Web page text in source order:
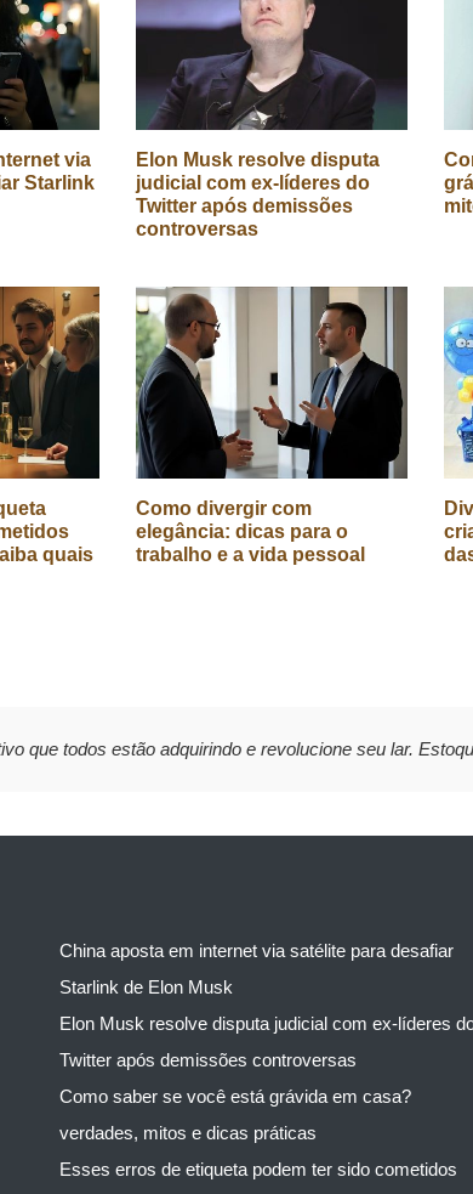
via
Starlink
Elon Musk resolve disputa
judicial com ex-líderes do
Twitter após demissões
controversas
quais
Como divergir com
elegância: dicas para o
trabalho e a vida pessoal
que todos estão adquirindo e revolucione seu lar.
China aposta em internet via satélite para desafiar
Starlink de Elon Musk
Elon Musk resolve disputa judicial com ex-líderes
Twitter após demissões controversas
Como saber se você está grávida em casa?
verdades, mitos e dicas práticas
Esses erros de etiqueta podem ter sido cometidos